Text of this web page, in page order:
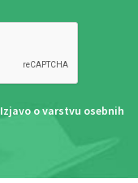
Izjavo o varstvu osebnih